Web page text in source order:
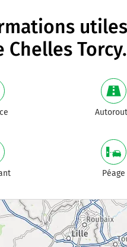
Chelles Torcy
Péage